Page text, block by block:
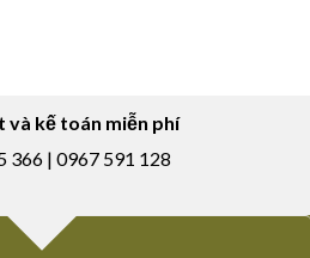
và kế toán miễn phí
366 | 0967 591 128